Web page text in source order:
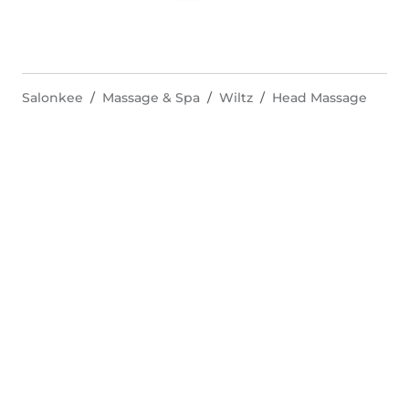
Salonkee Massage & Spa Wiltz Head Massage